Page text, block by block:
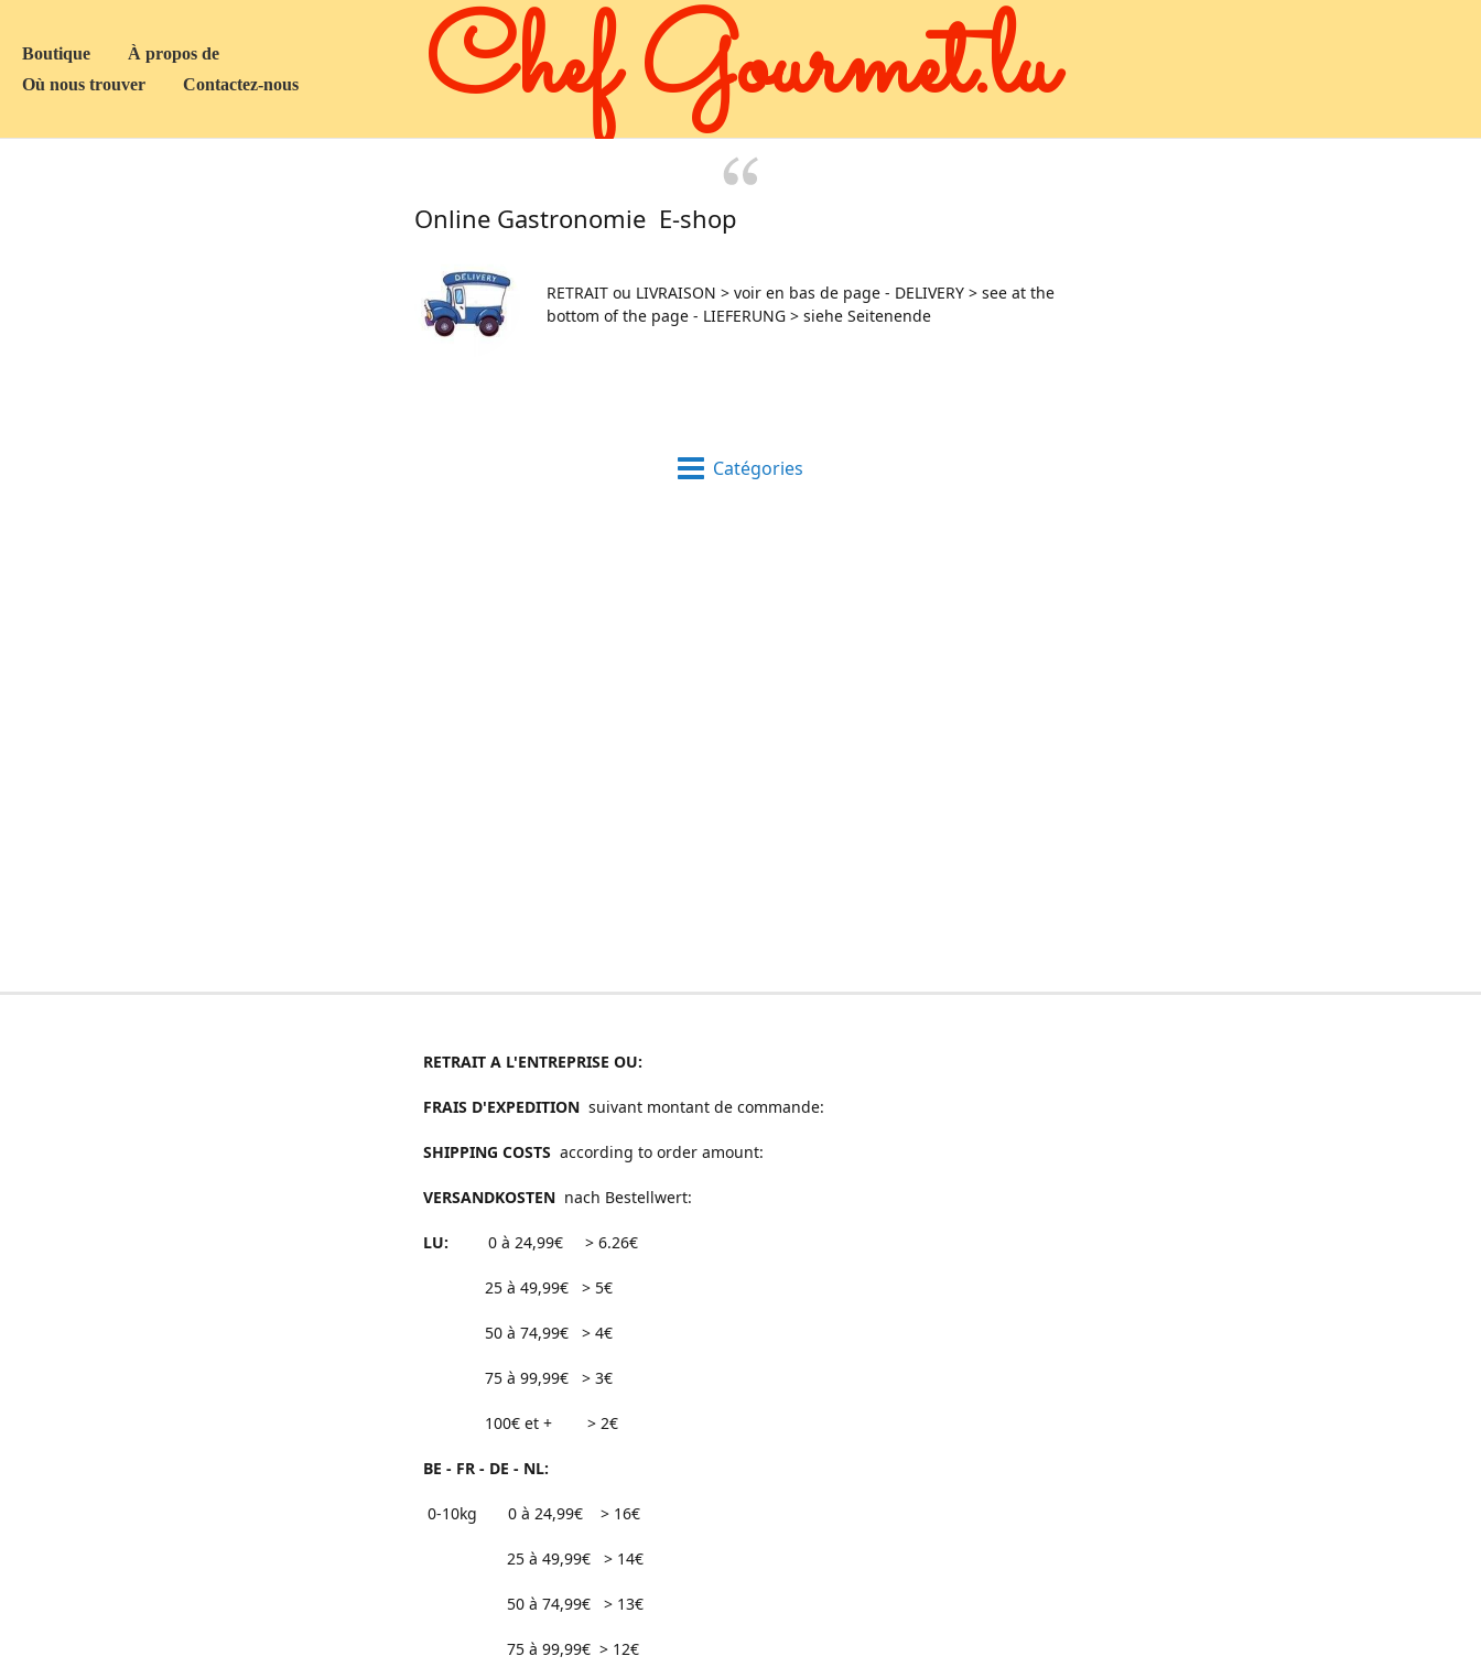
Chef Gourmet.lu
Boutique
À propos de
Où nous trouver
Contactez-nous
Online Gastronomie E-shop
RETRAIT ou LIVRAISON > voir en bas de page - DELIVERY > see at the
bottom of the page - LIEFERUNG > siehe Seitenende
Catégories
RETRAIT A L'ENTREPRISE OU:
FRAIS D'EXPEDITION suivant montant de commande:
SHIPPING COSTS according to order amount:
VERSANDKOSTEN nach Bestellwert:
LU: 0 à 24,99€ > 6.26€
25 à 49,99€ > 5€
50 à 74,99€ > 4€
75 à 99,99€ > 3€
100€ et + > 2€
BE - FR - DE - NL:
0-10kg 0 à 24,99€ > 16€
25 à 49,99€ > 14€
50 à 74,99€ > 13€
75 à 99,99€ > 12€